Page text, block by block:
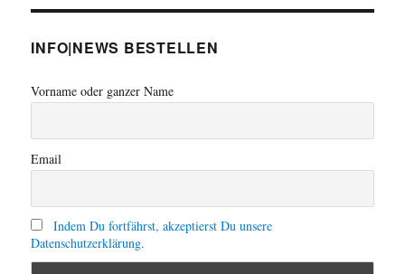
INFO|NEWS BESTELLEN
Vorname oder ganzer Name
Email
Indem Du fortfährst, akzeptierst Du unsere
Datenschutzerklärung.